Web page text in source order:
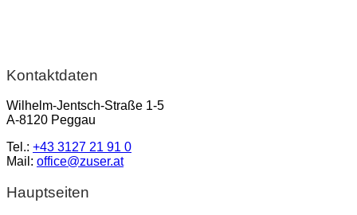
Kontaktdaten
Wilhelm-Jentsch-Straße 1-5
A-8120 Peggau
Tel.: +43 3127 21 91 0
Mail: office@zuser.at
Hauptseiten